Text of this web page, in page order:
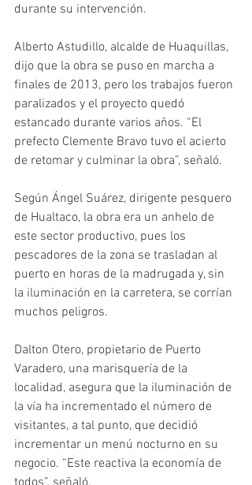
durante su intervención.
Alberto Astudillo, alcalde de Huaquillas,
dijo que la obra se puso en marcha a
finales de 2013, pero los trabajos fueron
paralizados y el proyecto quedó
estancado durante varios años. “El
prefecto Clemente Bravo tuvo el acierto
de retomar y culminar la obra”, señaló.
Según Ángel Suárez, dirigente pesquero
de Hualtaco, la obra era un anhelo de
este sector productivo, pues los
pescadores de la zona se trasladan al
puerto en horas de la madrugada y, sin
la iluminación en la carretera, se corrían
muchos peligros.
Dalton Otero, propietario de Puerto
Varadero, una marisquería de la
localidad, asegura que la iluminación de
la vía ha incrementado el número de
visitantes, a tal punto, que decidió
incrementar un menú nocturno en su
negocio. “Este reactiva la economía de